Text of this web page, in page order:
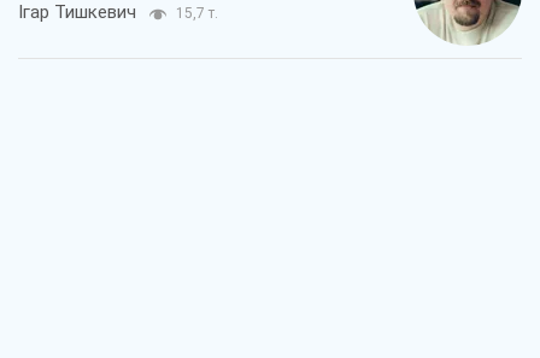
Ігар Тишкевич 15,7 т.